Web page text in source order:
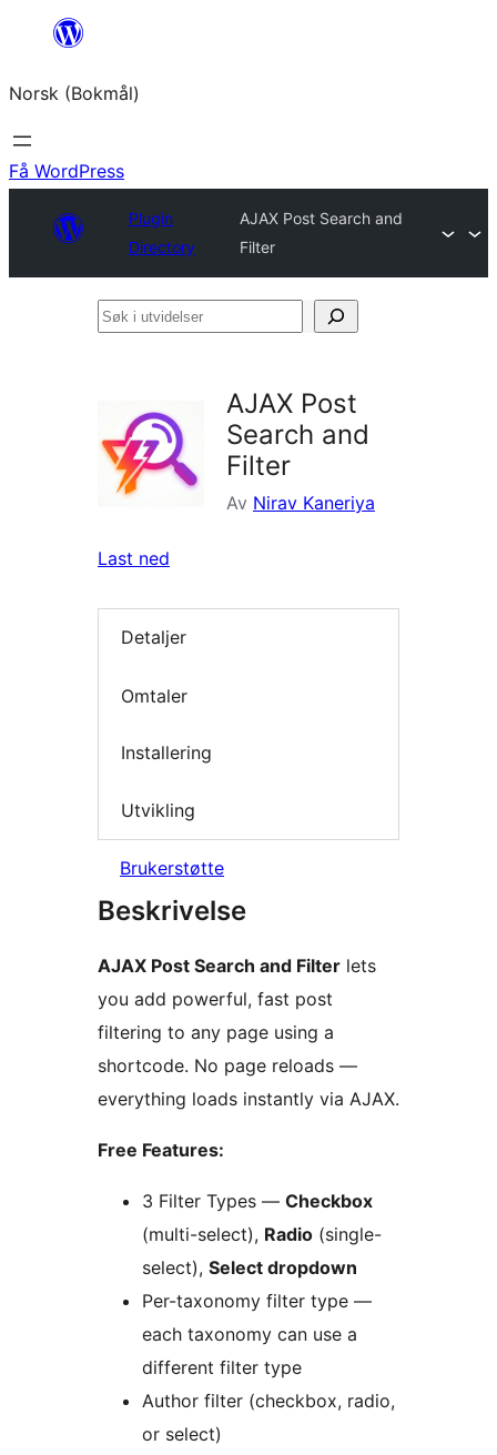
Hopp
innhold
Norsk (Bokmål)
Få WordPress
Plugin
Directory
AJAX Post Search and
Filter
Søk
AJAX Post
Search and
Filter
Av Nirav Kaneriya
Last ned
Detaljer
Omtaler
Installering
Utvikling
Brukerstøtte
Beskrivelse
AJAX Post Search and Filter lets
you add powerful, fast post
filtering to any page using a
shortcode. No page reloads —
everything loads instantly via AJAX.
Free Features:
3 Filter Types — Checkbox
(multi-select), Radio (single-
select), Select dropdown
Per-taxonomy filter type —
each taxonomy can use a
different filter type
Author filter (checkbox, radio,
or select)